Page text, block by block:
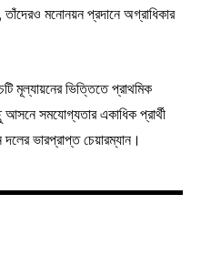
মনোনয়ন প্রদানে অগ্রাধিকার
মূল্যায়নের ভিত্তিতে প্রাথমিক
সমযোগ্যতার একাধিক প্রার্থী
ভারপ্রাপ্ত চেয়ারম্যান।